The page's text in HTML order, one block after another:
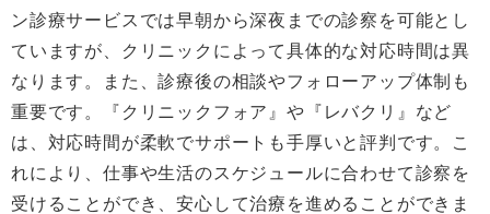
ン診療サービスでは早朝から深夜までの診察を可能とし
ていますが、クリニックによって具体的な対応時間は異
なります。また、診療後の相談やフォローアップ体制も
重要です。『クリニックフォア』や『レバクリ』など
は、対応時間が柔軟でサポートも手厚いと評判です。こ
れにより、仕事や生活のスケジュールに合わせて診察を
受けることができ、安心して治療を進めることができま